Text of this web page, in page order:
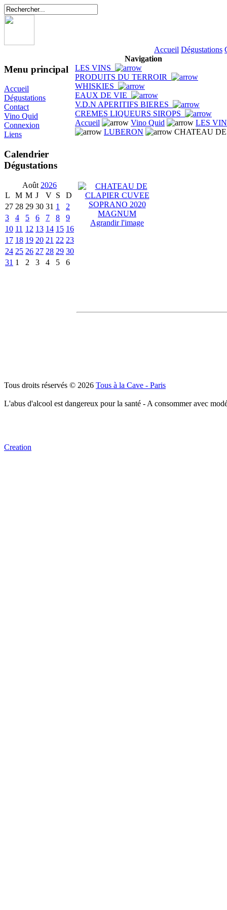
Accueil Dégustations
Menu principal
Accueil
Dégustations
Contact
Vino Quid
Connexion
Liens
Calendrier
Dégustations
Août 2026
L
M M J V S
D
27 28 29 30 31 1
2
3
4 5 6 7 8
9
10 11 12 13 14 15 16
17 18 19 20 21 22 23
24 25 26 27 28 29 30
31 1 2 3 4 5 6
Navigation
LES VINS
PRODUITS DU TERROIR
WHISKIES
EAUX DE VIE
V.D.N APERITIFS BIERES
CREMES LIQUEURS SIROPS
Accueil
Vino Quid
LES
LUBERON
CHATEAU
Agrandir l'image
Tous droits réservés © 2026 Tous à la Cave - Paris
L'abus d'alcool est dangereux pour la santé - A consommer avec
Creation